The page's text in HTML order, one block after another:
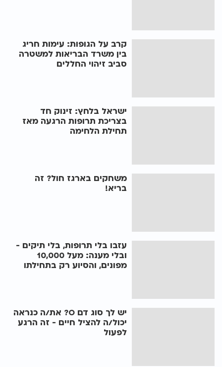
קרב על הגופות: עימות חריג
בין משרד הבריאות למשטרה
סביב זיהוי החללים
ישראל בלחץ: זינוק חד
בצריכת תרופות הרגעה מאז
תחילת הלחימה
משחקים בארגז חול? זה
בריא!
עזבו בלי תרופות, בלי תיקים -
ובלי מענה: מעל 10,000
מפונים, והסיוע רק בתחילתו
יש לך סוג דם O? את/ה כנראה
יכול/ה להציל חיים - זה הרגע
לפעול